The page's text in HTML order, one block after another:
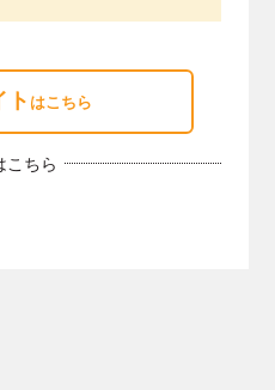
ト はこちら
こちら